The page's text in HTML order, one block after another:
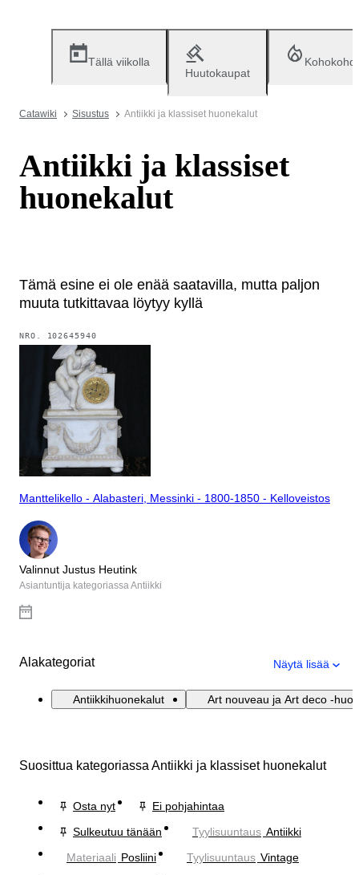
Tällä viikolla
Huutokaupat
Catawiki Sisustus Antiikki ja klassiset huonekalut
Antiikki ja klassiset
huonekalut
Tämä esine ei ole enää saatavilla, mutta paljon
muuta tutkittavaa löytyy kyllä
NRO. 102645940
Manttelikello - Alabasteri, Messinki - 1800-1850 - Kelloveistos
Valinnut Justus Heutink
Asiantuntija kategoriassa Antiikki
Alakategoriat Näytä lisää
Antiikkihuonekalut Art nouveau ja Art deco -
Suosittua kategoriassa Antiikki ja klassiset huonekalut
Osta nyt
Ei pohjahintaa
Sulkeutuu tänään
Tyylisuuntaus Antiikki
Materiaali Posliini Tyylisuuntaus Vintage